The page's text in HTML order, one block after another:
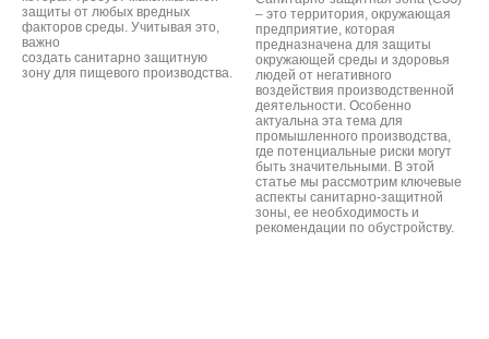
защиты от любых вредных
факторов среды. Учитывая это,
важно
создать санитарно защитную
зону для пищевого производства.
– это территория, окружающая
предприятие, которая
предназначена для защиты
окружающей среды и здоровья
людей от негативного
воздействия производственной
деятельности. Особенно
актуальна эта тема для
промышленного производства,
где потенциальные риски могут
быть значительными. В этой
статье мы рассмотрим ключевые
аспекты санитарно-защитной
зоны, ее необходимость и
рекомендации по обустройству.